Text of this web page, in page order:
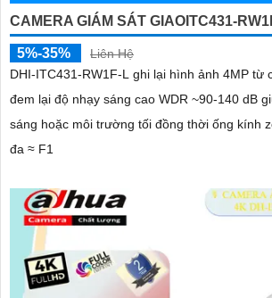
CAMERA GIÁM SÁT GIAOITC431-
5%-35%
Liên Hệ
DHI-ITC431-RW1F-L ghi lại hình ảnh 4MP từ
đem lại độ nhạy sáng cao WDR ~90-140 dB
sáng hoặc môi trường tối đồng thời ống kính
đa ≈ F1